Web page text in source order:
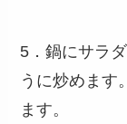
5．鍋にサラ
うに炒めます
ます。